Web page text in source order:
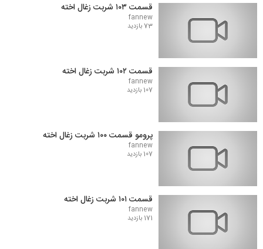
قسمت ۱۰۳ شربت زغال اخته
fannew
73 بازدید
قسمت ۱۰۲ شربت زغال اخته
fannew
107 بازدید
پرومو قسمت ۱۰۰ شربت زغال اخته
fannew
107 بازدید
قسمت ۱۰۱ شربت زغال اخته
fannew
171 بازدید